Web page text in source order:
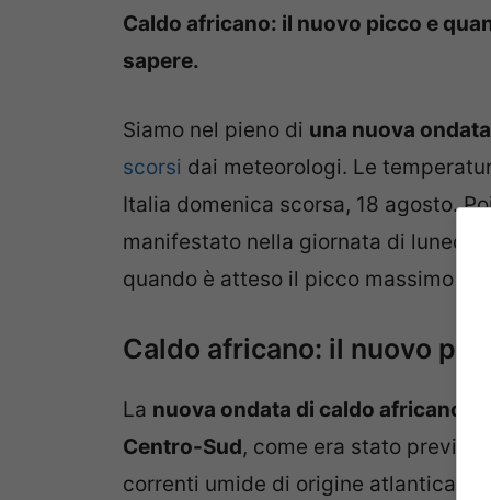
Caldo africano: il nuovo picco e
sapere.
Siamo nel pieno di una nuova
scorsi dai meteorologi. Le
Italia domenica scorsa, 18 agosto.
manifestato nella giornata di lunedì
quando è atteso il picco massimo
Caldo africano: il nuovo
La nuova ondata di caldo africano
Centro-Sud, come era stato
correnti umide di origine atlantica